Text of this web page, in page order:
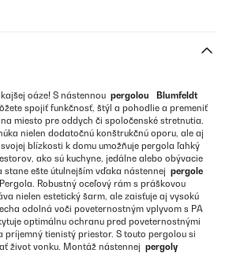
oáze! S nástennou pergolou
Blumfeldt
spojiť funkčnosť, štýl a pohodlie a premeniť
miesto pre oddych či spoločenské stretnutia.
nielen dodatočnú konštrukčnú oporu, ale aj
blízkosti k domu umožňuje pergola ľahký
ako sú kuchyne, jedálne alebo obývacie
stane ešte útulnejším vďaka nástennej pergole
Robustný oceľový rám s práškovou
nielen estetický šarm, ale zaisťuje aj vysokú
odolná voči poveternostným vplyvom s PA
optimálnu ochranu pred poveternostnými
príjemný tienistý priestor. S touto pergolou si
život vonku. Montáž nástennej pergoly